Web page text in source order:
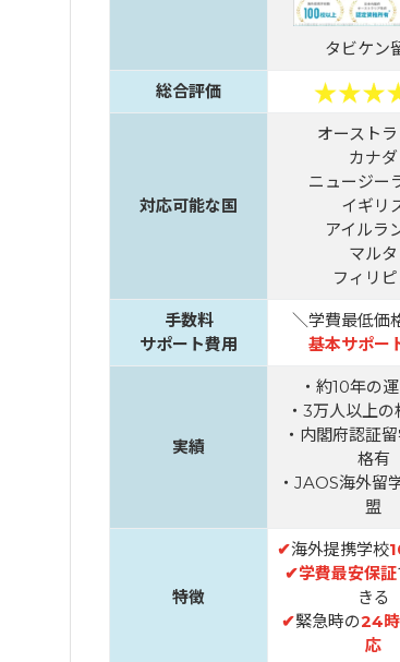
タビケン
総合評価
対応可能な国
オースト
カナダ
ニュージー
イギリ
アイルラ
マルタ
フィリ
手数料
サポート費用
＼学費最低価
基本サポー
実績
・約10年の
・3万人以上
・内閣府認証
格有
・JAOS海外留
盟
特徴
✔海外提携学校
✔学費最安保証
きる
✔緊急時の24
応